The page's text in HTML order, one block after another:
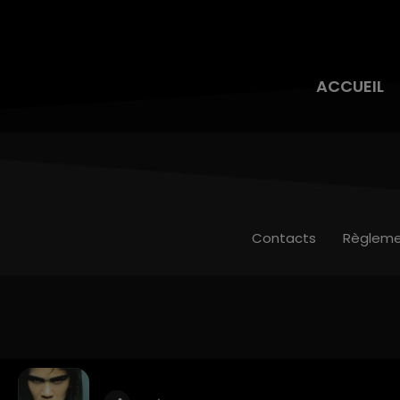
ACCUEIL
Contacts